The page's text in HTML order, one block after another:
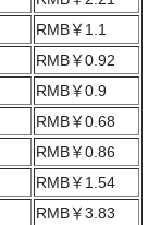
RMB￥1.1
RMB￥0.92
RMB￥0.9
RMB￥0.68
RMB￥0.86
RMB￥1.54
RMB￥3.83